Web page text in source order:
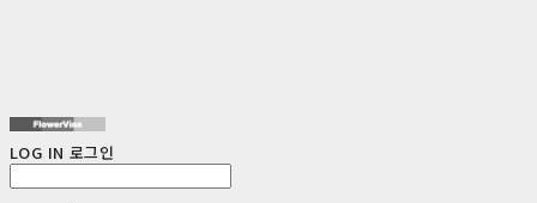
LOG IN 로그인